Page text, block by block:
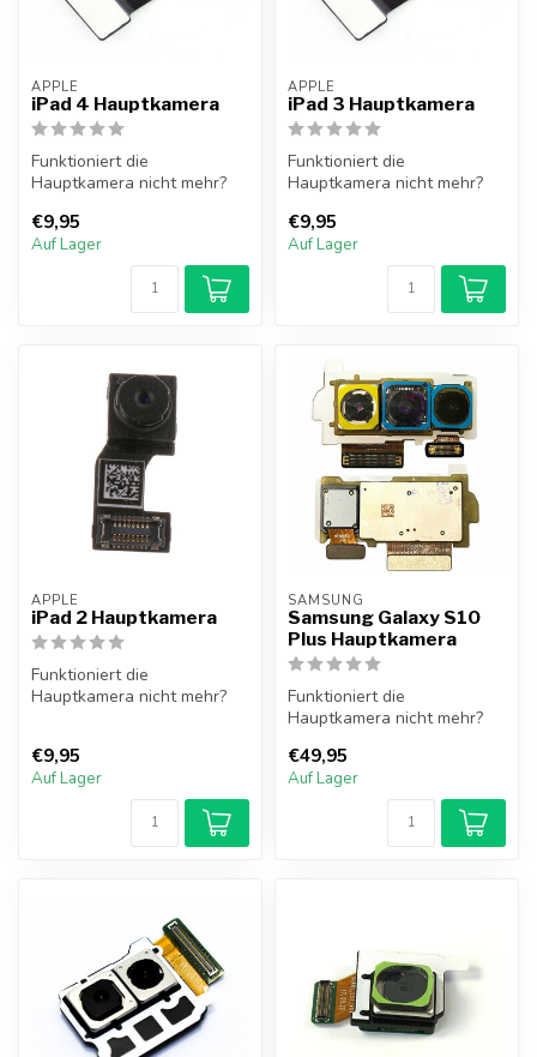
APPLE
iPad 4 Hauptkamera
Funktioniert die
Hauptkamera nicht mehr?
löst dieses ...
€9,95
Auf Lager
APPLE
iPad 3 Hauptkamera
Funktioniert die
Hauptkamera nicht mehr?
löst dieses ...
€9,95
Auf Lager
APPLE
iPad 2 Hauptkamera
Funktioniert die
Hauptkamera nicht mehr?
€9,95
Auf Lager
SAMSUNG
Samsung Galaxy S10
Plus Hauptkamera
Funktioniert die
Hauptkamera nicht mehr?
Samsung Galaxy S10 ...
€49,95
Auf Lager